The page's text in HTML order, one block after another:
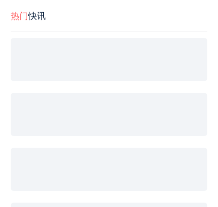
热门快讯